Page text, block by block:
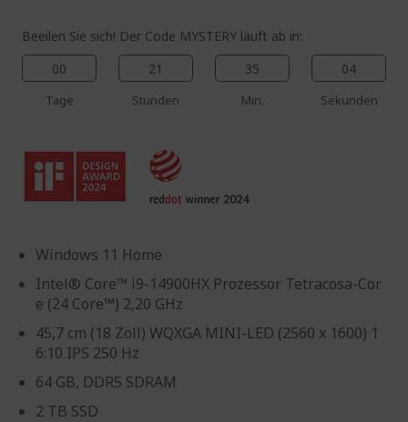
Beeilen Sie sich! Der Code MYSTERY läuft ab in:
00
Tage
21
Stunden
35
Min.
03
Sekunden
Windows 11 Home
Intel® Core™ i9-14900HX Prozessor Tetracosa-Cor
e (24 Core™) 2,20 GHz
45,7 cm (18 Zoll) WQXGA MINI-LED (2560 x 1600) 1
6:10 IPS 250 Hz
64 GB, DDR5 SDRAM
2 TB SSD